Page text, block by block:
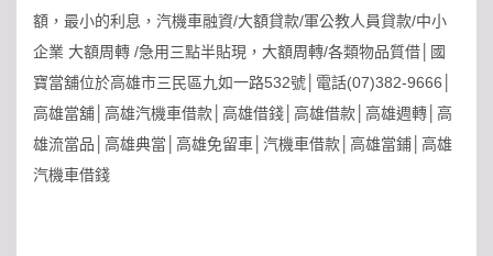
額，最小的利息，汽機車融資/大額貸款/軍公教人員貸款/中小
企業 大額周轉 /急用三點半貼現，大額周轉/各類物品質借│國
寶當舖位於高雄市三民區九如一路532號│電話(07)382-9666│
高雄當舖│高雄汽機車借款│高雄借錢│高雄借款│高雄週轉│高
雄流當品│高雄典當│高雄免留車│汽機車借款│高雄當鋪│高雄
汽機車借錢